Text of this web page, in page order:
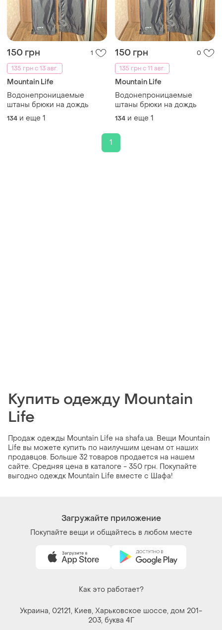
150 грн
1
135 грн с 13 авг.
Mountain Life
Водонепроницаемые
штаны брюки на дождь
134 и еще 1
150 грн
0
135 грн с 11 авг.
Mountain Life
Водонепроницаемые
штаны брюки на дождь
134 и еще 1
1
Купить одежду Mountain
Life
Продаж одежды Mountain Life на shafa.ua. Вещи Mountain
Life вы можете купить по наилучшим ценам от наших
продавцов. Больше 32 товаров продается на нашем
сайте. Средняя цена в каталоге - 350 грн. Покупайте
выгодно одеждк Mountain Life вместе с Шафа!
Загружайте приложение
Покупайте вещи и общайтесь в любом месте
Как это работает?
Украина, 02121, Киев, Харьковское шоссе, дом 201-
203, буква 4Г